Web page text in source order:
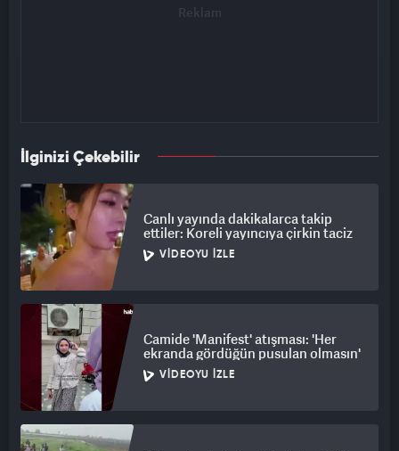
İlginizi Çekebilir
Canlı yayında dakikalarca takip
ettiler: Koreli yayıncıya çirkin taciz
VIDEOYU İZLE
Camide 'Manifest' atışması: 'Her
ekranda gördüğün pusulan olmasın'
VIDEOYU İZLE